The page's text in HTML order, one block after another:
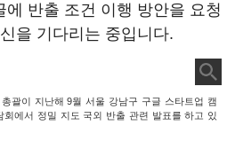
에 반출 조건 이행 방안을 요청
을 기다리는 중입니다.
괄이 지난해 9월 서울 강남구 구글 스타트업 캠
에서 정밀 지도 국외 반출 관련 발표를 하고 있